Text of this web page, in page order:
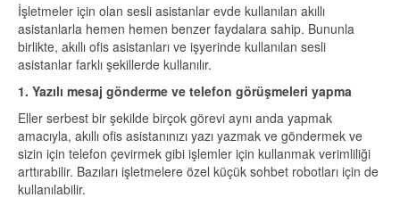
İşletmeler için olan sesli asistanlar evde kullanılan akıllı
asistanlarla hemen hemen benzer faydalara sahip. Bununla
birlikte, akıllı ofis asistanları ve işyerinde kullanılan sesli
asistanlar farklı şekillerde kullanılır.
1. Yazılı mesaj gönderme ve telefon görüşmeleri yapma
Eller serbest bir şekilde birçok görevi aynı anda yapmak
amacıyla, akıllı ofis asistanınızı yazı yazmak ve göndermek ve
sizin için telefon çevirmek gibi işlemler için kullanmak verimliliği
arttırabilir. Bazıları işletmelere özel küçük sohbet robotları için de
kullanılabilir.